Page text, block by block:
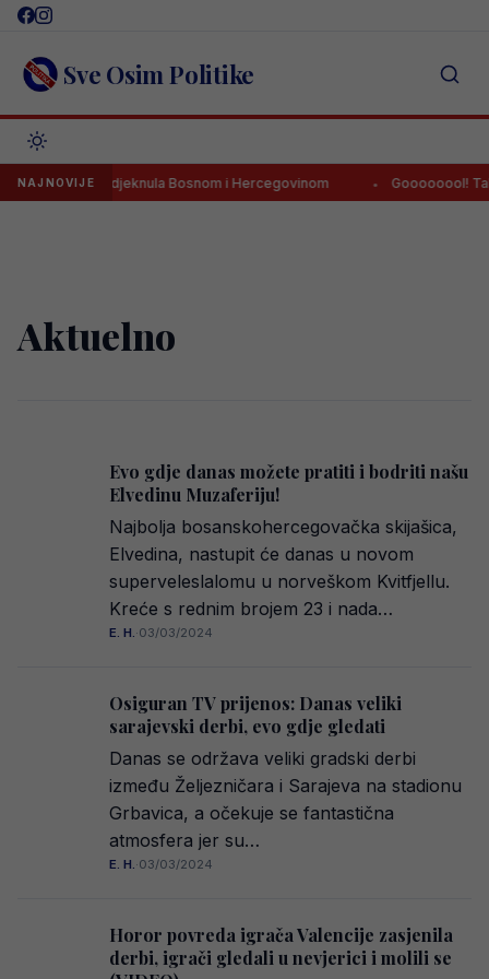
Skip
content Sve Osim Politike
NAJNOVIJE
poruka odjeknula Bosnom i Hercegovinom Goooooool!
Aktuelno
Evo gdje danas možete pratiti i bodriti našu
Elvedinu Muzaferiju!
Najbolja bosanskohercegovačka skijašica,
Elvedina, nastupit će danas u novom
superveleslalomu u norveškom Kvitfjellu.
Kreće s rednim brojem 23 i nada…
E. H.·03/03/2024
Osiguran TV prijenos: Danas veliki
sarajevski derbi, evo gdje gledati
Danas se održava veliki gradski derbi
između Željezničara i Sarajeva na stadionu
Grbavica, a očekuje se fantastična
atmosfera jer su…
E. H.·03/03/2024
Horor povreda igrača Valencije zasjenila
derbi, igrači gledali u nevjerici i molili se